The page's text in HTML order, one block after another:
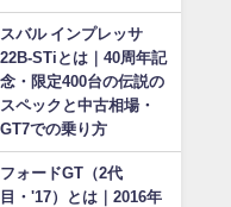
スバル インプレッサ
22B-STiとは｜40周年記
念・限定400台の伝説の
スペックと中古相場・
GT7での乗り方
フォードGT（2代
目・'17）とは｜2016年